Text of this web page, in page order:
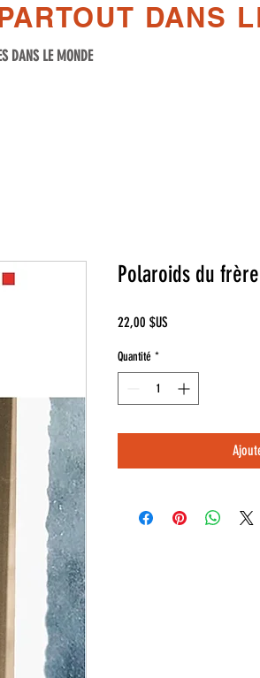
DANS
DANS LE MONDE
Polaroids du
22,00 $US
Quantité *